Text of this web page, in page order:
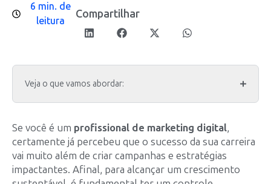
6 min. de
leitura
Compartilhar
Veja o que vamos abordar:
Se você é um profissional de marketing digital,
certamente já percebeu que o sucesso da sua carreira
vai muito além de criar campanhas e estratégias
impactantes. Afinal, para alcançar um crescimento